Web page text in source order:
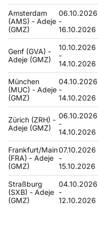
Amsterdam
(AMS) - Adeje
(GMZ)
06.10.2026
-
16.10.2026
Genf (GVA) -
Adeje (GMZ)
10.10.2026
-
14.10.2026
München
(MUC) - Adeje
(GMZ)
04.10.2026
-
14.10.2026
Zürich (ZRH) -
Adeje (GMZ)
06.10.2026
-
14.10.2026
Frankfurt/Main
(FRA) - Adeje
(GMZ)
07.10.2026
-
15.10.2026
Straßburg
(SXB) - Adeje
(GMZ)
04.10.2026
-
12.10.2026